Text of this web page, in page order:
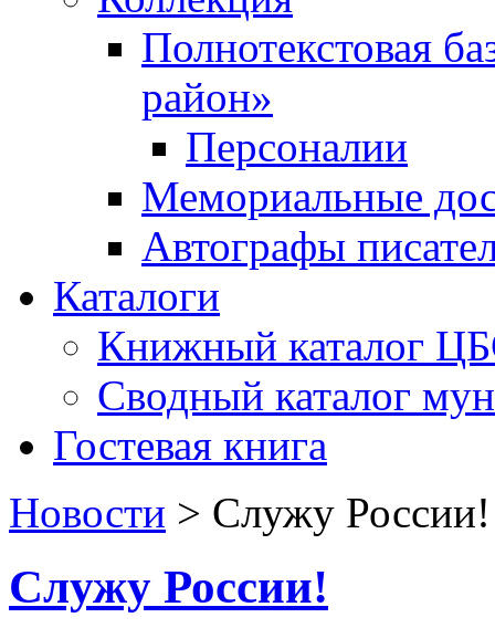
Полнотекстовая
район»
Персоналии
Мемориальные
Автографы
Каталоги
Книжный каталог
Сводный каталог
Гостевая книга
Новости > Служу России!
Служу России!